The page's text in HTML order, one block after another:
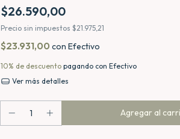
$26.590,00
Precio sin impuestos $21.975,21
$23.931,00 con Efectivo
10% de descuento pagando con Efectivo
Ver más detalles